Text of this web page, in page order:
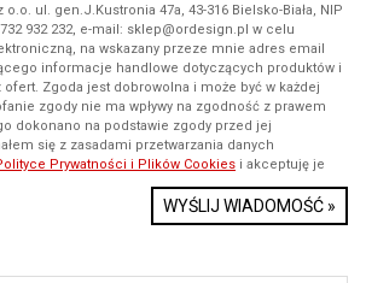
ul. gen.J.Kustronia 47a, 43-316 Bielsko-Biała, NIP
732 932 232, e-mail: sklep@ordesign.pl w celu
na wskazany przeze mnie adres email
informacje handlowe dotyczących produktów i
Zgoda jest dobrowolna i może być w każdej
zgody nie ma wpływy na zgodność z prawem
dokonano na podstawie zgody przed jej
się z zasadami przetwarzania danych
Prywatności i Plików Cookies i akceptuję je
WYŚLIJ WIADOMOŚĆ »